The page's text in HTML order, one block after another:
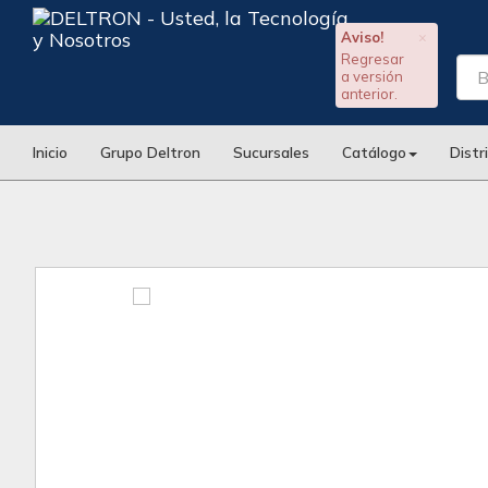
×
Aviso!
Regresar
a versión
anterior.
Inicio Grupo Deltron Sucursales Catálogo